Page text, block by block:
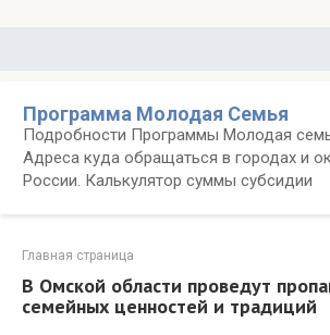
Программа Молодая Семья
Подробности Программы Молодая
Адреса куда обращаться в городах и
России. Калькулятор суммы субсидии
Главная страница
В Омской области проведут
семейных ценностей и традиций